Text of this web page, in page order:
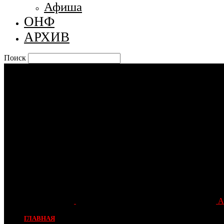
Афиша
ОНФ
АРХИВ
Поиск
ГЛАВНАЯ